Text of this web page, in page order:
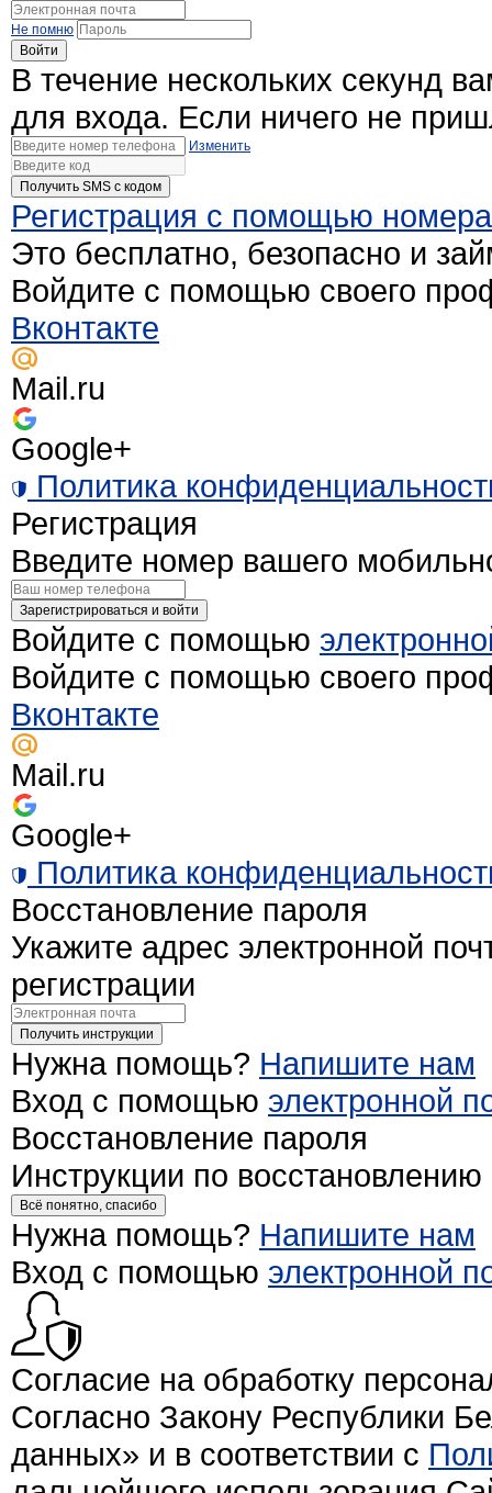
Не помню
Войти
В течение нескольких секунд
для входа. Если ничего не
Изменить
Получить SMS c кодом
Регистрация с помощью
Это бесплатно, безопасно и
Войдите с помощью своего
Вконтакте
Mail.ru
Google+
Политика
Регистрация
Введите номер вашего
Зарегистрироваться и войти
Войдите с помощью
Войдите с помощью своего
Вконтакте
Mail.ru
Google+
Политика
Восстановление пароля
Укажите адрес электронной
регистрации
Получить инструкции
Нужна помощь? Напишите нам
Вход с помощью электронной
Восстановление пароля
Инструкции по
Всё понятно, спасибо
Нужна помощь? Напишите нам
Вход с помощью электронной
Согласие на обработку
Согласно Закону Республики
данных» и в соответствии с